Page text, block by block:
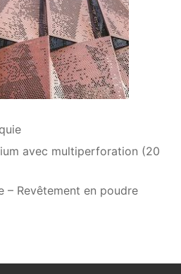
avec multiperforation (20
– Revêtement en poudre